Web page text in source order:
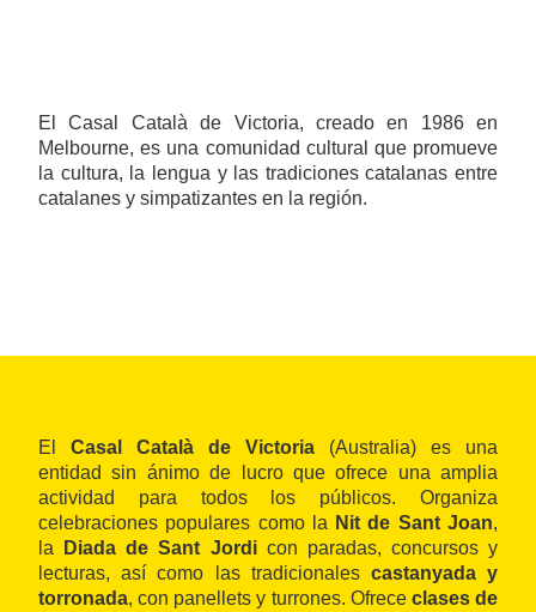
El Casal Català de Victoria, creado en 1986 en
Melbourne, es una comunidad cultural que promueve
la cultura, la lengua y las tradiciones catalanas entre
catalanes y simpatizantes en la región.
El Casal Català de Victoria (Australia) es una
entidad sin ánimo de lucro que ofrece una amplia
actividad para todos los públicos. Organiza
celebraciones populares como la Nit de Sant Joan,
la
Diada de Sant Jordicon paradas, concursos y
lecturas, así como las tradicionales castanyada y
torronada, con panellets y turrones. Ofrece clases de